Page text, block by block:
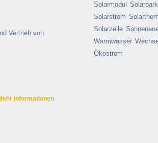
Vertrieb von
Informationen
Solarmodul
Solarstrom
Solarzelle
Warmwasser
Ökostrom